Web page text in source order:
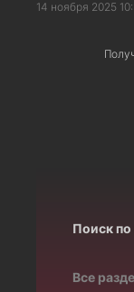
14 ноября 2025
Поиск
Все